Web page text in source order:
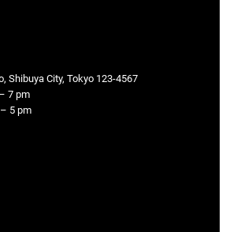
Shibuya City, Tokyo 123-4567
7 pm
5 pm